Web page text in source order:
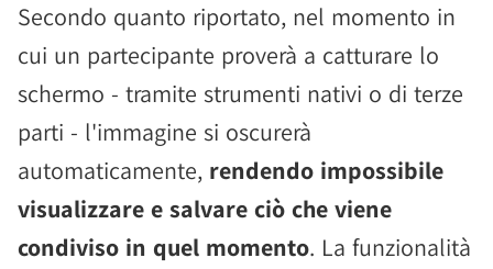
Secondo quanto riportato, nel momento in
cui un partecipante proverà a catturare lo
schermo - tramite strumenti nativi o di terze
parti - l'immagine si oscurerà
automaticamente, rendendo impossibile
visualizzare e salvare ciò che viene
condiviso in quel momento. La funzionalità